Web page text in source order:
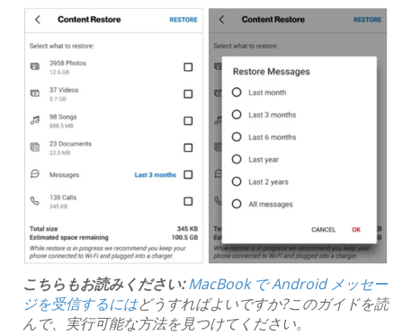
こちらもお読みください: MacBook で Android メッセー
ジを受信するにはどうすればよいですか?このガイドを読
んで、実行可能な方法を見つけてください。